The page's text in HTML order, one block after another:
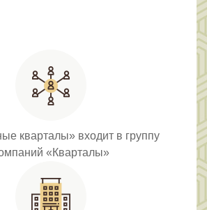
кварталы» входит в группу
«Кварталы»